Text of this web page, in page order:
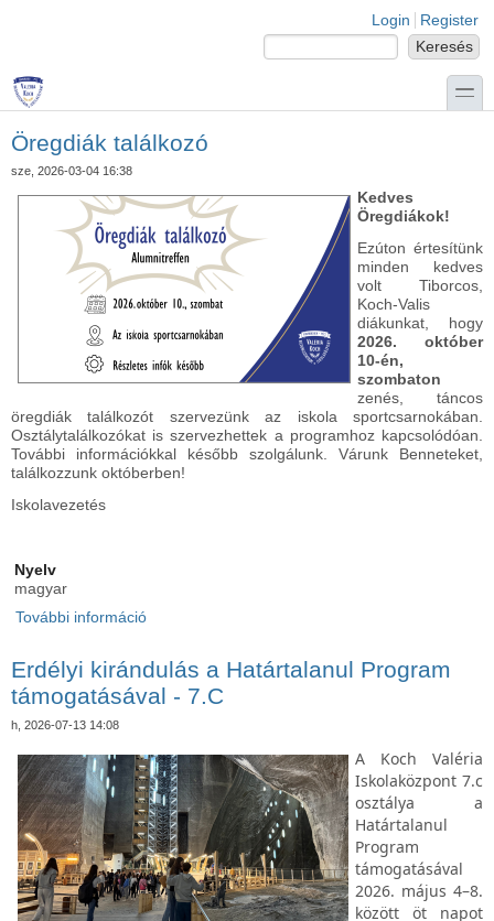
Login Register
toggle
Öregdiák találkozó
sze, 2026-03-04 16:38
Kedves
Öregdiákok!
Ezúton értesítünk
minden kedves
volt Tiborcos,
Koch-Valis
diákunkat, hogy
2026. október
10-én,
szombaton
zenés, táncos
öregdiák találkozót szervezünk az iskola sportcsarnokában.
Osztálytalálkozókat is szervezhettek a programhoz kapcsolódóan.
További információkkal később szolgálunk. Várunk Benneteket,
találkozzunk októberben!
Iskolavezetés
Nyelv
magyar
További információ
Erdélyi kirándulás a Határtalanul Program
támogatásával - 7.C
h, 2026-07-13 14:08
A Koch Valéria
Iskolaközpont 7.c
osztálya a
Határtalanul
Program
támogatásával
2026. május 4–8.
között öt napot